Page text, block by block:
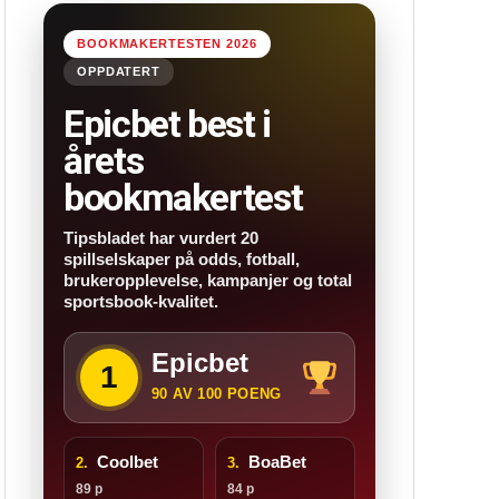
BOOKMAKERTESTEN 2026
OPPDATERT
Epicbet best i
årets
bookmakertest
Tipsbladet har vurdert 20
spillselskaper på odds, fotball,
brukeropplevelse, kampanjer og total
sportsbook-kvalitet.
1 Epicbet
90 AV 100 POENG
2. Coolbet
89 p
3. BoaBet
84 p